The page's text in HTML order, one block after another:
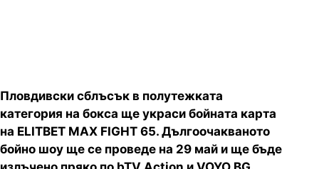
Пловдивски сблъсък в полутежката
категория на бокса ще украси бойната карта
на ELITBET MAX FIGHT 65. Дългоочакваното
бойно шоу ще се проведе на 29 май и ще бъде